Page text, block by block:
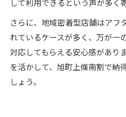
して利用できるという声が多く
さらに、地域密着型店舗はアフ
れているケースが多く、万が一
対応してもらえる安心感があり
を活かして、旭町上條南割で納
しょう。